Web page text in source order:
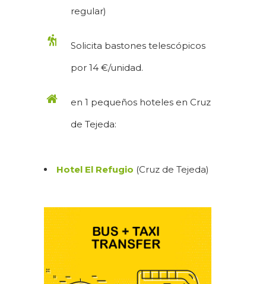
regular)
Solicita bastones telescópicos
por 14 €/unidad.
en 1 pequeños hoteles en Cruz
de Tejeda:
Hotel El Refugio (Cruz de Tejeda)